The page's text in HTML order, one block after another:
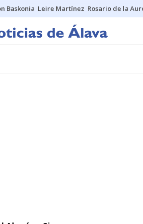
Baskonia Leire Martínez Rosario de la